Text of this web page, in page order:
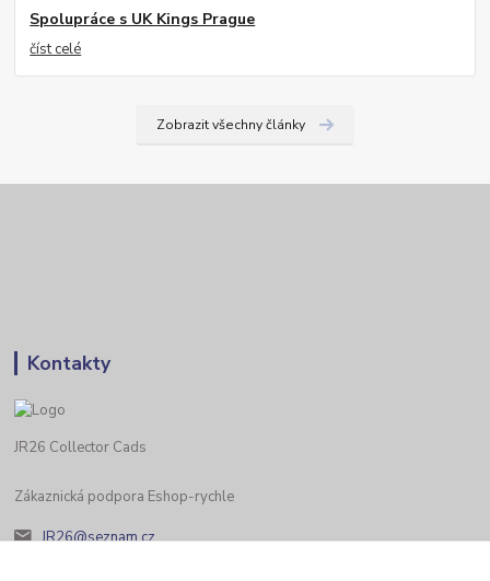
Spolupráce s UK Kings Prague
číst celé
Zobrazit všechny články
Kontakty
JR26 Collector Cads
Zákaznická podpora Eshop-rychle
JR26@seznam.cz